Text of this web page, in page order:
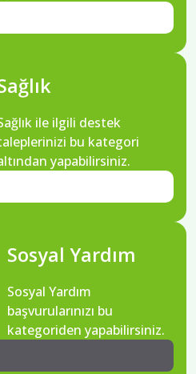
ile ilgili destek
bu kategori
yapabilirsiniz.
Sosyal Yardım
Sosyal Yardım
başvurularınızı bu
kategoriden yapabilirsiniz.